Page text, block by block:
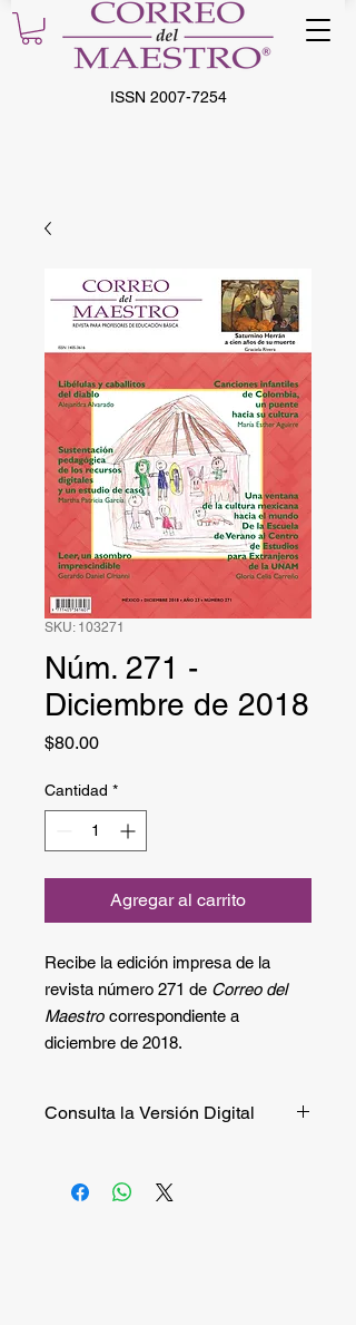
ISSN 2007-7254
SKU: 103271
Núm. 271 -
Diciembre de 2018
$80.00Precio
Cantidad *
Agregar al carrito
Recibe la edición impresa de la
revista número 271 de Correo del
Maestro correspondiente a
diciembre de 2018.
Consulta la Versión Digital
entrando aeste enlace